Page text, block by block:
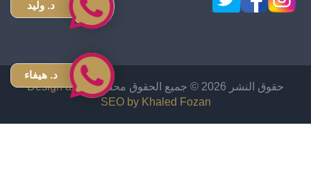
حقوق النشر 2026 © جميع الحقوق محفوظة
Design and
SEO by Khaled Fozan
د. وليد
د. هيفاء